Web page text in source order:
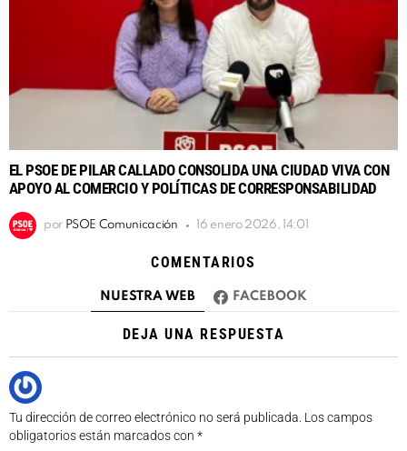
EL PSOE DE PILAR CALLADO CONSOLIDA UNA CIUDAD VIVA CON
APOYO AL COMERCIO Y POLÍTICAS DE CORRESPONSABILIDAD
por PSOE Comunicación 16 enero 2026, 14:01
COMENTARIOS
NUESTRA WEB FACEBOOK
DEJA UNA RESPUESTA
Tu dirección de correo electrónico no será publicada. Los campos
obligatorios están marcados con *